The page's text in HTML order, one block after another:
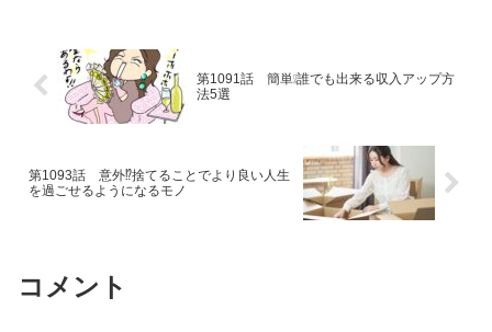
第1091話 簡単❕誰でも出来る収入アップ方
法5選
第1093話 意外⁉捨てることでより良い人生
を過ごせるようになるモノ
コメント